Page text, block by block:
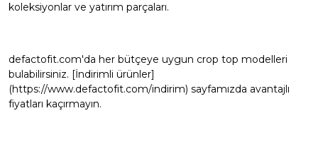
koleksiyonlar ve yatırım parçaları.
defactofit.com'da her bütçeye uygun crop top modelleri
bulabilirsiniz. [İndirimli ürünler]
(https://www.defactofit.com/indirim) sayfamızda avantajlı
fiyatları kaçırmayın.